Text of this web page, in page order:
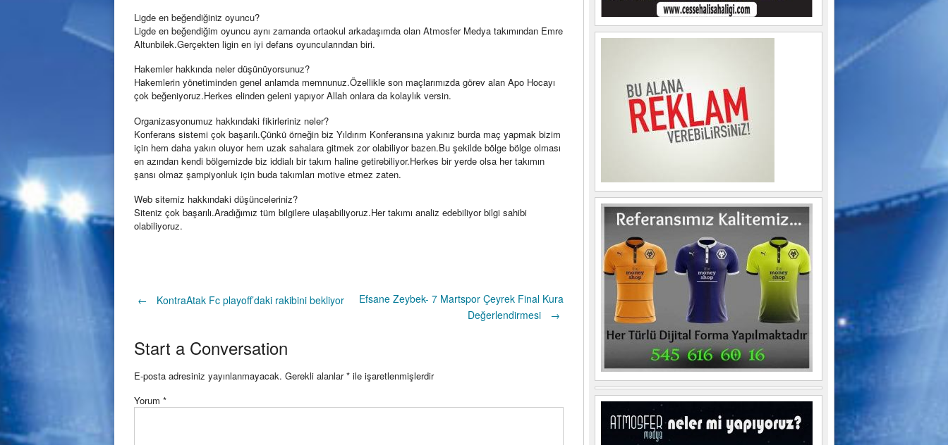
Ligde en beğendiğiniz oyuncu?
Ligde en beğendiğim oyuncu aynı zamanda ortaokul arkadaşımda olan Atmosfer Medya takımından Emre
Altunbilek.Gerçekten ligin en iyi defans oyuncularından biri.
Hakemler hakkında neler düşünüyorsunuz?
Hakemlerin yönetiminden genel anlamda memnunuz.Özellikle son maçlarımızda görev alan Apo Hocayı
çok beğeniyoruz.Herkes elinden geleni yapıyor Allah onlara da kolaylık versin.
Organizasyonumuz hakkındaki fikirleriniz neler?
Konferans sistemi çok başarılı.Çünkü örneğin biz Yıldırım Konferansına yakınız burda maç yapmak bizim
için hem daha yakın oluyor hem uzak sahalara gitmek zor olabiliyor bazen.Bu şekilde bölge bölge olması
en azından kendi bölgemizde biz iddialı bir takım haline getirebiliyor.Herkes bir yerde olsa her takımın
şansı olmaz şampiyonluk için buda takımları motive etmez zaten.
Web sitemiz hakkındaki düşünceleriniz?
Siteniz çok başarılı.Aradığımız tüm bilgilere ulaşabiliyoruz.Her takımı analiz edebiliyor bilgi sahibi
olabiliyoruz.
Post
navigation
← KontraAtak Fc playoff’daki rakibini bekliyor
Efsane Zeybek- 7 Martspor Çeyrek Final Kura
Değerlendirmesi
→
Start a Conversation
E-posta adresiniz yayınlanmayacak. Gerekli alanlar* ile işaretlenmişlerdir
Yorum *